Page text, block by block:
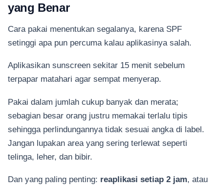
yang Benar
Cara pakai menentukan segalanya, karena SPF
setinggi apa pun percuma kalau aplikasinya salah.
Aplikasikan sunscreen sekitar 15 menit sebelum
terpapar matahari agar sempat menyerap.
Pakai dalam jumlah cukup banyak dan merata;
sebagian besar orang justru memakai terlalu tipis
sehingga perlindungannya tidak sesuai angka di label.
Jangan lupakan area yang sering terlewat seperti
telinga, leher, dan bibir.
Dan yang paling penting: reaplikasi setiap 2 jam, atau